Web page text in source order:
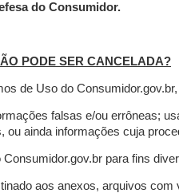
do Consumidor.
PODE SER CANCELADA?
de Uso do
falsas e/ou errôneas;
ou ainda informações cuja
para fins
aos anexos, arquivos